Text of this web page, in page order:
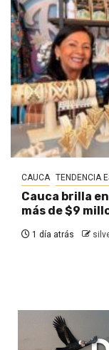
CAUCA TENDENCIA
Cauca brilla en
más de $9
1 día atrás